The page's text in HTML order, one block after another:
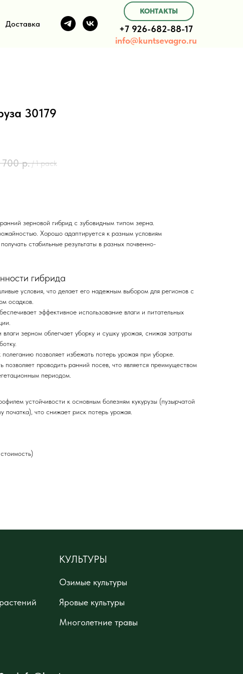
Доставка
КОНТАКТЫ
+7 926-682-88-17
info@kuntsevagro.ru
30179
700 р./1 pack
зерновой гибрид с зубовидным типом зерна.
Хорошо адаптируется к разным условиям
стабильные результаты в разных почвенно-
гибрида
условия, что делает его надежным выбором для регионов с
осадков.
эффективное использование влаги и питательных
влаги зерном облегчает уборку и сушку урожая, снижая затраты
позволяет избежать потерь урожая при уборке.
позволяет проводить ранний посев, что является преимуществом
периодом.
устойчивости к основным болезням кукурузы (пузырчатой
початка), что снижает риск потерь урожая.
Озимые культуры
Многолетние травы
Яровые культуры
КУЛЬТУРЫ